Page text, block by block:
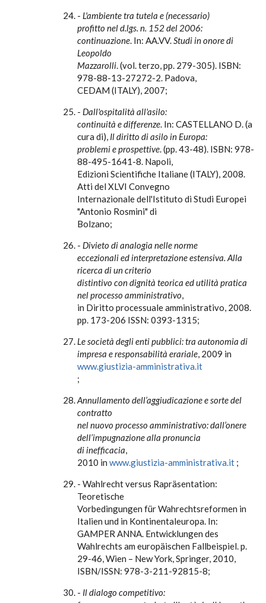
- L'ambiente tra tutela e (necessario)
profitto nel d.lgs. n. 152 del 2006:
continuazione. In: AA.VV.Studi in onore di
Leopoldo
Mazzarolli. (vol. terzo, pp. 279-305). ISBN:
978-88-13-27272-2. Padova,
CEDAM (ITALY), 2007;
- Dall'ospitalità all'asilo:
continuità e differenze. In: CASTELLANO D. (a
cura di), Il diritto di asilo in Europa:
problemi e prospettive. (pp. 43-48). ISBN: 978-
88-495-1641-8. Napoli,
Edizioni Scientifiche Italiane (ITALY), 2008.
Atti del XLVI Convegno
Internazionale dell'Istituto di Studi Europei
"Antonio Rosmini" di
Bolzano;
- Divieto di analogia nelle norme
eccezionali ed interpretazione estensiva. Alla
ricerca di un criterio
distintivo con dignità teorica ed utilità pratica
nel processo amministrativo,
in Diritto processuale amministrativo, 2008.
pp. 173-206 ISSN: 0393-1315;
Le società degli enti pubblici: tra autonomia di
impresa e responsabilità erariale, 2009 in
www.giustizia-amministrativa.it
;
Annullamento dell’aggiudicazione e sorte del
contratto
nel nuovo processo amministrativo: dall’onere
dell’impugnazione alla pronuncia
di inefficacia,
2010 in www.giustizia-amministrativa.it ;
- Wahlrecht versus Rapräsentation:
Teoretische
Vorbedingungen für Wahrechtsreformen in
Italien und in Kontinentaleuropa. In:
GAMPER ANNA. Entwicklungen des
Wahlrechts am europäischen Fallbeispiel. p.
29-46, Wien – New York, Springer, 2010,
ISBN/ISSN: 978-3-211-92815-8;
- Il dialogo competitivo: